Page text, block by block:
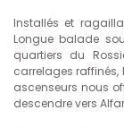
Installés et
Longue balade
quartiers du
carrelages raffinés,
ascenseurs nous
descendre vers